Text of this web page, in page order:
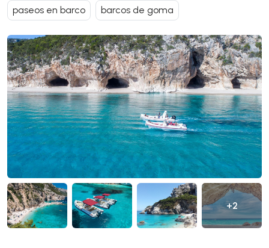
paseos en barco barcos de goma
+2